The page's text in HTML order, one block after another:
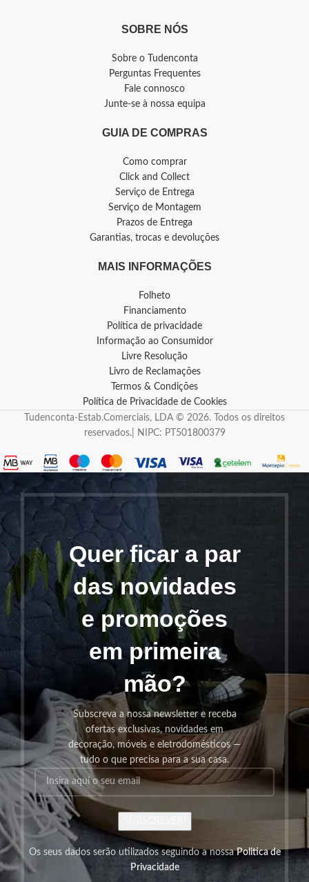
SOBRE NÓS
Sobre o Tudenconta
Perguntas Frequentes
Fale connosco
Junte-se à nossa equipa
GUIA DE COMPRAS
Como comprar
Click and Collect
Serviço de Entrega
Serviço de Montagem
Prazos de Entrega
Garantias, trocas e devoluções
MAIS INFORMAÇÕES
Folheto
Financiamento
Política de privacidade
Informação ao Consumidor
Livre Resolução
Livro de Reclamações
Termos & Condições
Política de Privacidade de Cookies
Tudenconta-Estab.Comerciais, LDA © 2026. Todos os direitos
reservados.| NIPC: PT501800379
Quer ficar a par
das novidades
e promoções
em primeira
mão?
Subscreva a nossa newsletter e receba
ofertas exclusivas, novidades em
decoração, móveis e eletrodomésticos —
tudo o que precisa para a sua casa.
Os seus dados serão utilizados seguindo a nossaPolitica de
Privacidade